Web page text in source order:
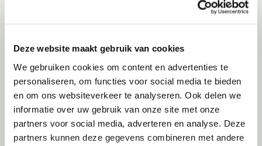
Deze website maakt gebruik van cookies
We gebruiken cookies om content en advertenties te
personaliseren, om functies voor social media te bieden
en om ons websiteverkeer te analyseren. Ook delen we
informatie over uw gebruik van onze site met onze
partners voor social media, adverteren en analyse. Deze
partners kunnen deze gegevens combineren met andere
Adoptie 08-08-2026
Woozles
Beringen